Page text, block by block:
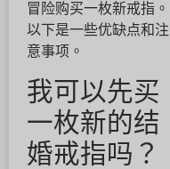
冒险购买一枚新戒指。
以下是一些优缺点和注
意事项。
我可以先买
一枚新的结
婚戒指吗？